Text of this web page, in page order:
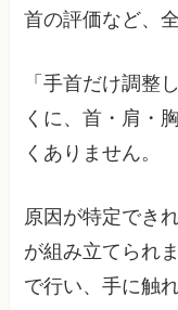
首の評価など、
「手首だけ調整
くに、首・肩・
くありません。
原因が特定でき
が組み立てられ
で行い、手に触